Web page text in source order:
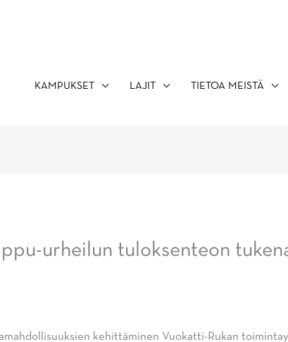
KAMPUKSET LAJIT TIETOA MEISTÄ
urheilun tuloksenteon
kehittäminen Vuokatti-Rukan